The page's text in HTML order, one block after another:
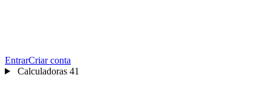
EntrarCriar conta
Calculadoras 41